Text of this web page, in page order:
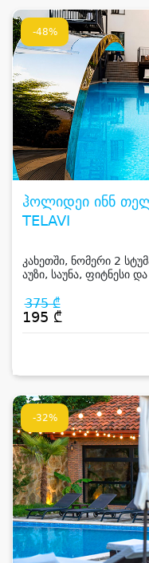
-48%
ჰოლიდეი ინნ
TELAVI
კახეთში, ნომერი 2
აუზი, საუნა, ფიტნესი
375 ₾
195 ₾
-32%